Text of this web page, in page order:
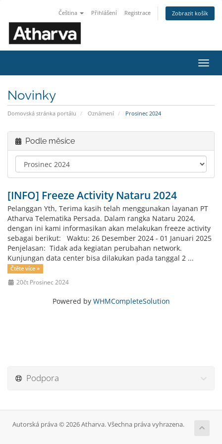
Čeština Přihlášení Registrace Zobrazit košík
Novinky
Domovská stránka portálu Oznámení Prosinec 2024
Podle měsíce
[INFO] Freeze Activity Nataru 2024
Pelanggan Yth, Terima kasih telah menggunakan layanan PT
Atharva Telematika Persada. Dalam rangka Nataru 2024,
dengan ini kami informasikan akan melakukan freeze activity
sebagai berikut: Waktu: 26 Desember 2024 - 01 Januari 2025
Penjelasan: Tidak ada kegiatan perubahan network.
Kunjungan data center bisa dilakukan pada tanggal 2 ...
Čtěte více »
20čt Prosinec 2024
Powered by WHMCompleteSolution
Podpora
Autorská práva © 2026 Atharva. Všechna práva vyhrazena.